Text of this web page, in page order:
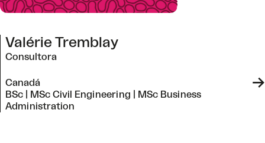
Valérie Tremblay
Consultora
Canadá
BSc | MSc Civil Engineering | MSc Business
Administration
->